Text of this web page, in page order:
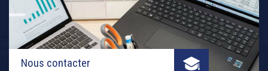
Nous contacter